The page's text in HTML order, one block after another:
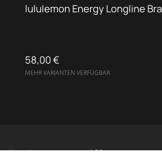
lululemon Energy Longline Bra
58,00 €
MEHR VARIANTEN VERFÜGBAR
Kontakt AGB